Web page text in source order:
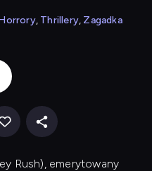
Thrillery Zagadka
Rush), emerytowany